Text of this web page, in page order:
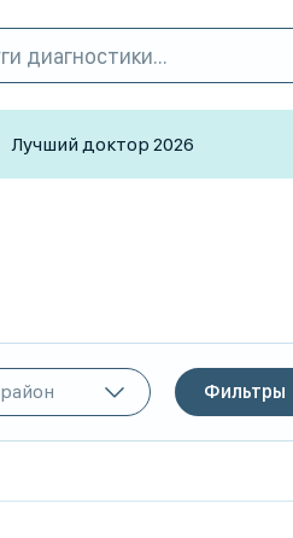
Лучший доктор 2026
Фильтры